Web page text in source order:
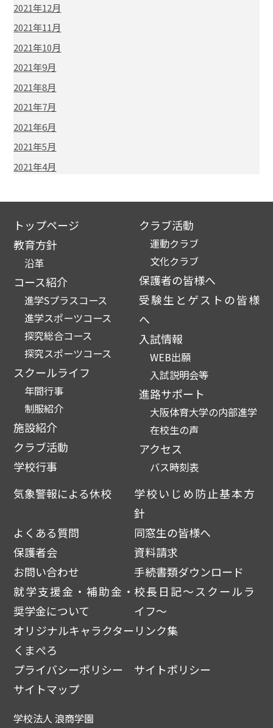
2021年12月
2021年11月
2021年10月
2021年9月
2021年8月
2021年7月
2021年6月
2021年5月
2021年4月
トップページ
教育方針
沿革
コース紹介
進学Sプラスコース
進学スポーツコース
探究総合コース
探究スポーツコース
スクールライフ
年間行事
制服紹介
施設紹介
クラブ活動
学校行事
クラブ活動
運動クラブ
文化クラブ
保護者の皆様へ
受験生とゲストの皆様
へ
入試情報
WEB出願
入試説明会等
進路サポート
大阪体育大学の内部進学
在校生の声
アクセス
バス時刻表
気象警報による休校
学校いじめ防止基本方
針
よくある質問
同窓生の皆様へ
保護者会
資料請求
お問い合わせ
手続書類ダウンロード
就学支援金・補助金・
奨学金について
校長日記～スクールラ
イフ～
オリジナルキャラクター
くまぺろ
リンク集
プライバシーポリシー
サイトポリシー
サイトマップ
学校法人 浪商学園